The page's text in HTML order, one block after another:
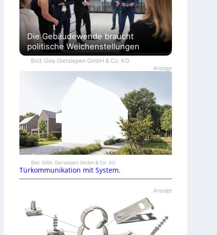
Die Gebäudewende braucht
politische Weichenstellungen
Bild: Gira Giersiepen GmbH & Co. KG
Anzeige
Bild: GIRA Giersiepen GmbH & Co. KG
Türkommunikation mit System.
Anzeige